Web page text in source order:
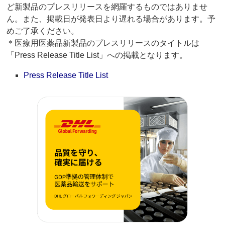
ど新製品のプレスリリースを網羅するものではありませ
ん。また、掲載日が発表日より遅れる場合があります。予
めご了承ください。
＊医療用医薬品新製品のプレスリリースのタイトルは
「Press Release Title List」への掲載となります。
Press Release Title List